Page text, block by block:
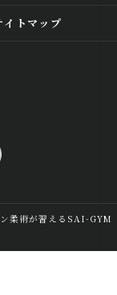
イトマップ
柔術が習えるSAI-GYM